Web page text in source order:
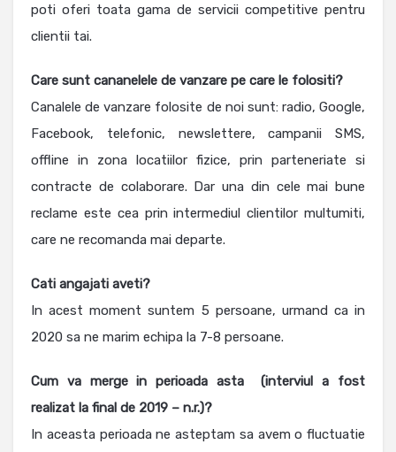
poti oferi toata gama de servicii competitive pentru
clientii tai.
Care sunt cananelele de vanzare pe care le folositi?
Canalele de vanzare folosite de noi sunt: radio, Google,
Facebook, telefonic, newslettere, campanii SMS,
offline in zona locatiilor fizice, prin parteneriate si
contracte de colaborare. Dar una din cele mai bune
reclame este cea prin intermediul clientilor multumiti,
care ne recomanda mai departe.
Cati angajati aveti?
In acest moment suntem 5 persoane, urmand ca in
2020 sa ne marim echipa la 7-8 persoane.
Cum va merge in perioada asta (interviul a fost
realizat la final de 2019 – n.r.)?
In aceasta perioada ne asteptam sa avem o fluctuatie